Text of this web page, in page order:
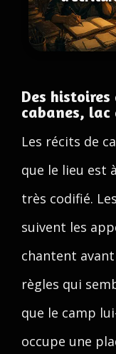
Des
cabanes,
Les récits de
que le lieu est
très codifié.
suivent les
chantent
règles qui
que le camp
occupe une